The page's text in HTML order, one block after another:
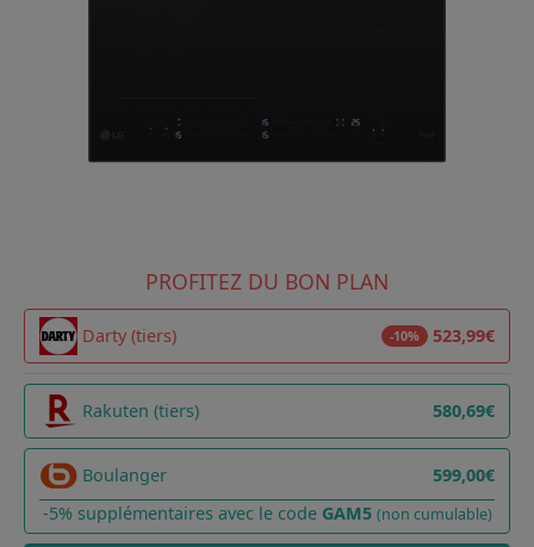
PROFITEZ DU BON PLAN
Darty (tiers) -10% 523,99€
Rakuten (tiers) 580,69€
Boulanger
599,00€
-5% supplémentaires avec le code GAM5 (non cumulable)